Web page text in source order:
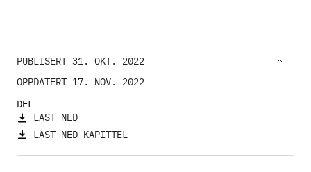
PUBLISERT 31. OKT. 2022
OPPDATERT 17. NOV. 2022
DEL
LAST NED
LAST NED KAPITTEL